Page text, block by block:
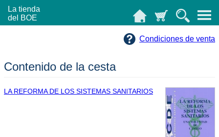
La tienda
del BOE
Condiciones de venta
Contenido de la cesta
LA REFORMA DE LOS SISTEMAS SANITARIOS